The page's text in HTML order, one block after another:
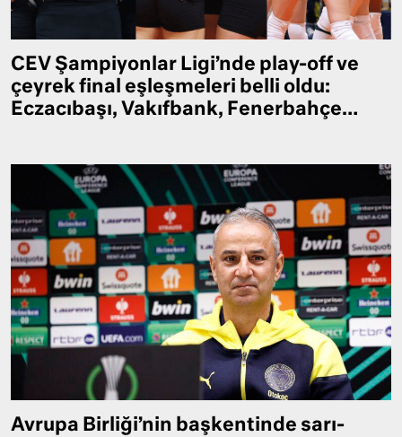
CEV Şampiyonlar Ligi’nde play-off ve
çeyrek final eşleşmeleri belli oldu:
Eczacıbaşı, Vakıfbank, Fenerbahçe…
Avrupa Birliği’nin başkentinde sarı-